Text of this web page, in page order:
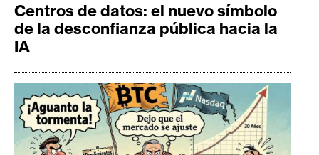
Centros de datos: el nuevo símbolo
de la desconfianza pública hacia la
IA